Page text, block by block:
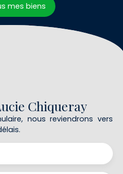
mes biens
Chiqueray
nous reviendrons vers